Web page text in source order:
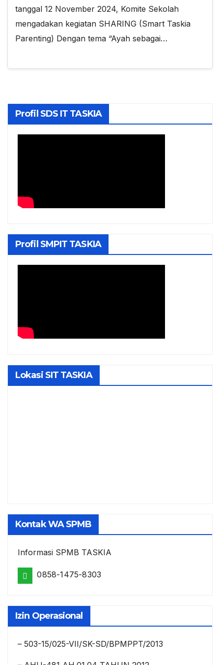
tanggal 12 November 2024, Komite Sekolah
mengadakan kegiatan SHARING (Smart Taskia
Parenting) Dengan tema “Ayah sebagai…
Profil SDS IT TASKIA
Profil SMPIT TASKIA
Lokasi SIT TASKIA
Kontak WA SPMB
Informasi SPMB TASKIA
0858-1475-8303
Izin Operasional
– 503-15/025-VII/SK-SD/BPMPPT/2013